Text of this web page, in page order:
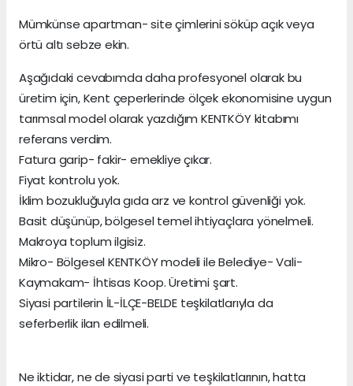
Mümkünse apartman- site çimlerini söküp açık veya
örtü altı sebze ekin.
Aşağıdaki cevabımda daha profesyonel olarak bu
üretim için, Kent çeperlerinde ölçek ekonomisine uygun
tarımsal model olarak yazdığım KENTKÖY kitabımı
referans verdim.
Fatura garip- fakir- emekliye çıkar.
Fiyat kontrolu yok.
İklim bozukluğuyla gıda arz ve kontrol güvenliği yok.
Basit düşünüp, bölgesel temel ihtiyaçlara yönelmeli.
Makroya toplum ilgisiz.
Mikro- Bölgesel KENTKÖY modeli ile Belediye- Vali-
Kaymakam- İhtisas Koop. Üretimi şart.
Siyasi partilerin İL-İLÇE-BELDE teşkilatlarıyla da
seferberlik ilan edilmeli.
Ne iktidar, ne de siyasi parti ve teşkilatlarının, hatta